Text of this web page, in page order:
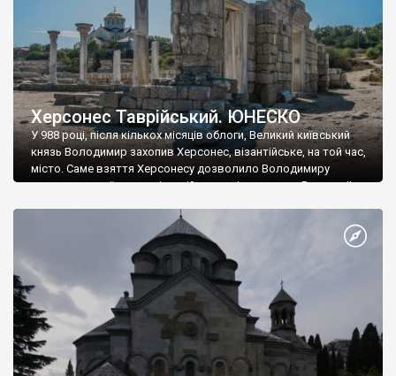
Херсонес Таврійський. ЮНЕСКО
У 988 році, після кількох місяців облоги, Великий київський
князь Володимир захопив Херсонес, візантійське, на той час,
місто. Саме взяття Херсонесу дозволило Володимиру
диктувати свої умови візантійському імператору Василю ІІ, та
Херсонесі Володимир-язичник, став Василем-християнином.
А потім було Хрещення Русі. На честь Херсонесу Таврійського